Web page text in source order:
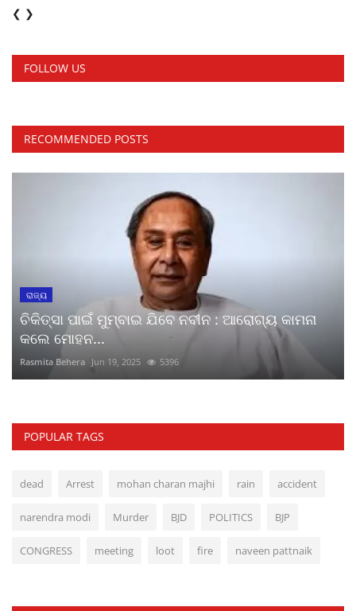
❮ ❯
FOLLOW US
RECOMMENDED POSTS
ରାଜ୍ୟ
ଚିକିତ୍ସା ପାଇଁ ମୁମ୍ବାଇ ଯିବେ ନବୀନ : ଆରୋଗ୍ୟ କାମନା
କଲେ ମୋହନ...
Rasmita Behera Jun 19, 2025 5396
POPULAR TAGS
dead Arrest mohan charan majhi rain accident
narendra modi Murder BJD POLITICS BJP
CONGRESS meeting loot fire naveen pattnaik